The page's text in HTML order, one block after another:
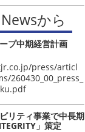
から
プ中期経営計画
press/articl
260430_00_press_
リティ事業で中長期
」策定